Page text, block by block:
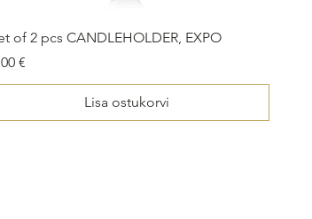
of 2 pcs CANDLEHOLDER, EXPO
€
Lisa ostukorvi